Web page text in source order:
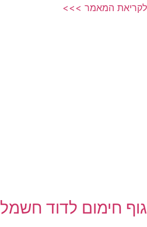
לקריאת המאמר >>>
גוף חימום לדוד חשמל